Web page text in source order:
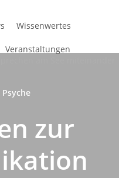
Wissenwertes
Veranstaltungen
Psyche
zur